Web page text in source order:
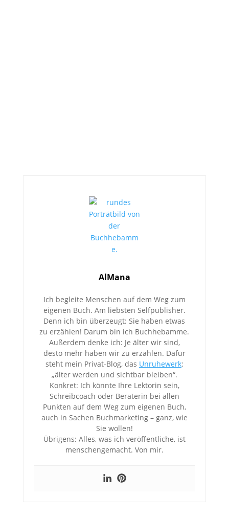
AlMana
Ich begleite Menschen auf dem Weg zum
eigenen Buch. Am liebsten Selfpublisher.
Denn ich bin überzeugt: Sie haben etwas
zu erzählen! Darum bin ich Buchhebamme.
Außerdem denke ich: Je älter wir sind,
desto mehr haben wir zu erzählen. Dafür
steht mein Privat-Blog, das Unruhewerk:
„älter werden und sichtbar bleiben“.
Konkret: Ich könnte Ihre Lektorin sein,
Schreibcoach oder Beraterin bei allen
Punkten auf dem Weg zum eigenen Buch,
auch in Sachen Buchmarketing – ganz, wie
Sie wollen!
Übrigens: Alles, was ich veröffentliche, ist
menschengemacht. Von mir.